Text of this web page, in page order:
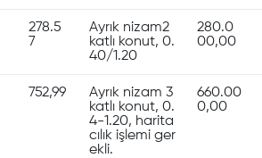
278.5
7
Ayrık nizam2
katlı konut, 0.
40/1.20
280.0
00,00
752,99
Ayrık nizam 3
katlı konut, 0.
4-1.20, harita
cılık işlemi ger
ekli.
660.00
0,00